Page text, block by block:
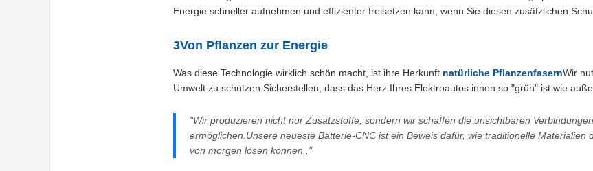
Energie schneller aufnehmen und effizienter freisetzen kann, wenn Sie diesen zusätzlichen
3Von Pflanzen zur Energie
Was diese Technologie wirklich schön macht, ist ihre Herkunft. natürliche PflanzenfasernWir
Umwelt zu schützen.Sicherstellen, dass das Herz Ihres Elektroautos innen so "grün" ist wie
"Wir produzieren nicht nur Zusatzstoffe, sondern wir schaffen die unsichtbaren
ermöglichen.Unsere neueste Batterie-CNC ist ein Beweis dafür, wie traditionelle Materialien
von morgen lösen können.."